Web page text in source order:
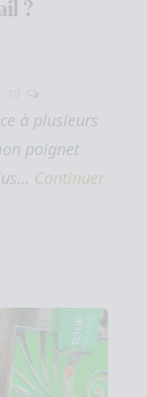
?
à plusieurs
poignet
Continuer